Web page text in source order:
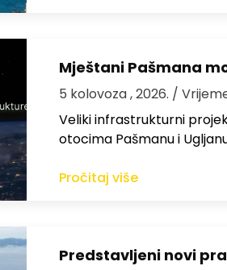
Mještani Pašmana
5 kolovoza , 2026. /
Veliki infrastrukturni
otocima Pašmanu i
Pročitaj više
Predstavljeni novi